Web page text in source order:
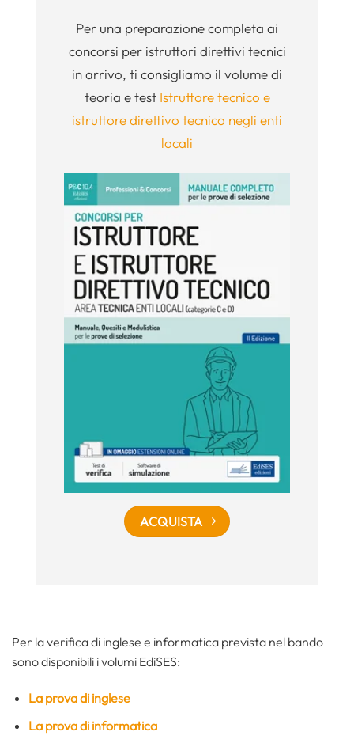
Per una preparazione completa ai
concorsi per istruttori direttivi tecnici
in arrivo, ti consigliamo il volume di
teoria e test Istruttore tecnico e
istruttore direttivo tecnico negli enti
locali
ACQUISTA
Per la verifica di inglese e informatica prevista nel bando
sono disponibili i volumi EdiSES:
La prova di inglese
La prova di informatica